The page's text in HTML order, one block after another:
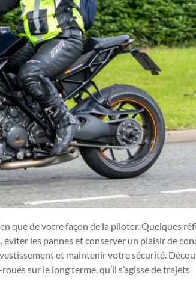
que de votre façon de la piloter. Quelques
les pannes et conserver un plaisir de
et maintenir votre sécurité.
sur le long terme, qu’il s’agisse de trajets